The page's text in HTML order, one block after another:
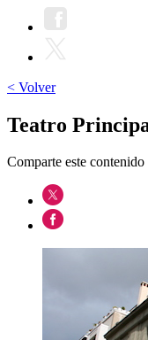
< Volver
Teatro
Comparte este contenido